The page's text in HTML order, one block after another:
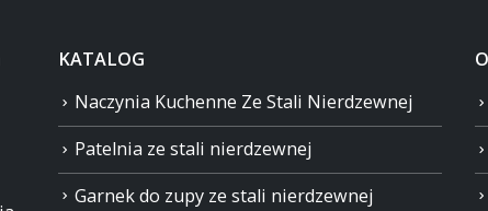
KATALOG
Naczynia Kuchenne Ze Stali Nierdzewnej
Patelnia ze stali nierdzewnej
Garnek do zupy ze stali nierdzewnej